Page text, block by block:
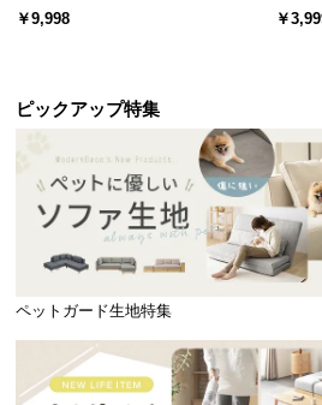
ード 木目/石目調 オープン収納・
￥9,998
スチ
￥
ピックアップ特集
ペットガード生地特集